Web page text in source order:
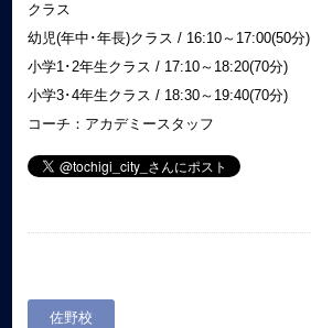
クラス
幼児(年中･年長)クラス / 16:10～17:00(50分)
小学1･2年生クラス / 17:10～18:20(70分)
小学3･4年生クラス / 18:30～19:40(70分)
コーチ：アカデミースタッフ
佐野校